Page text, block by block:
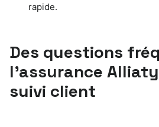
rapide.
Des questions
l’assurance
suivi client